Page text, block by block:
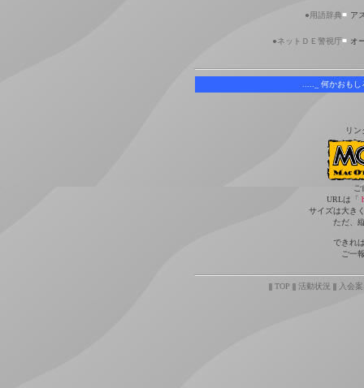
●用語辞典■ ア
●ネットＤＥ警視庁■ オ
....._ 何かおも
リ
URLは「
サイズは大き
ただ、
できれ
ご一
|| TOP || 活動状況 || 入会